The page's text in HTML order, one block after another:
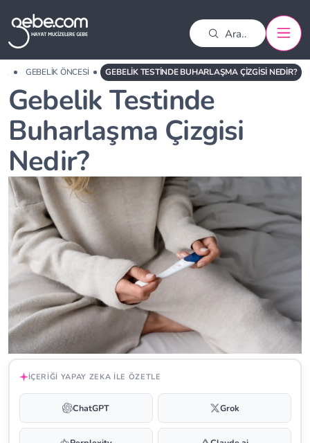
GEBELIK ÖNCESI GEBELIK TESTINDE BUHARLAŞMA ÇIZGISI NEDIR?
Gebelik Testinde
Buharlaşma Çizgisi
Nedir?
İÇERIĞI YAPAY ZEKA ILE ÖZETLE
ChatGPT Grok